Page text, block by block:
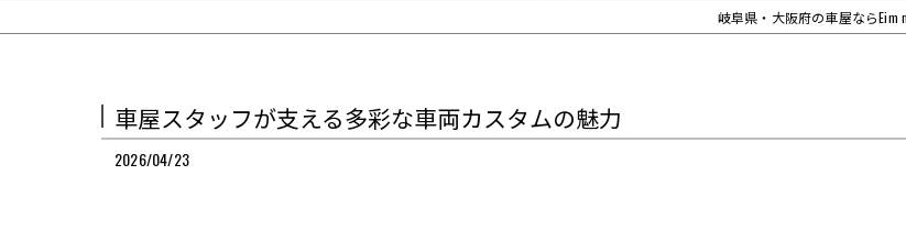
大阪店
岐阜県・大阪府の車屋ならEim
車屋スタッフが支える多彩な車両カスタムの魅力
2026/04/23